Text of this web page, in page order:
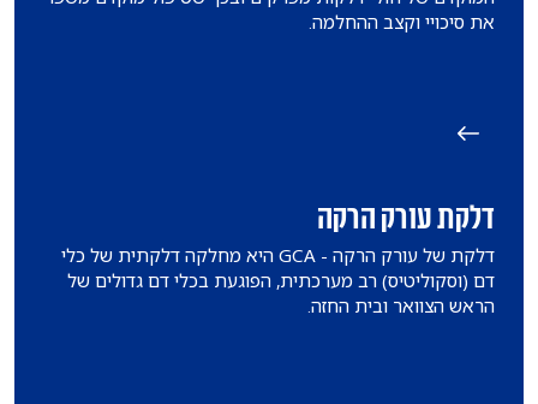
את סיכויי וקצב ההחלמה.
דלקת עורק הרקה
דלקת של עורק הרקה - GCA היא מחלקה דלקתית של כלי
דם (וסקוליטיס) רב מערכתית, הפוגעת בכלי דם גדולים של
הראש הצוואר ובית החזה.